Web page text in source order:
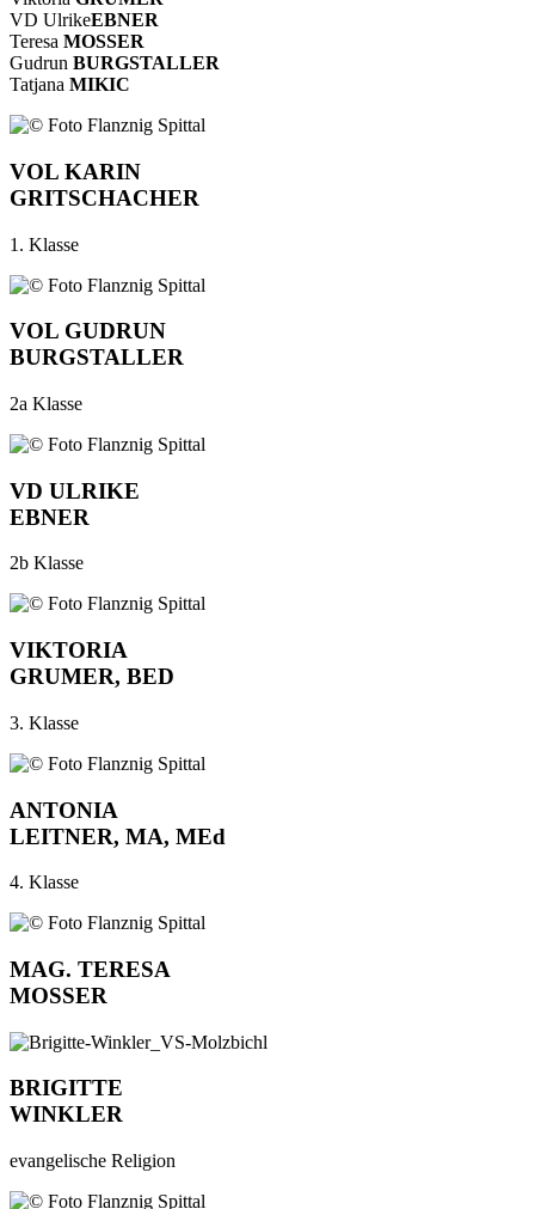
VD UlrikeEBNER
Teresa MOSSER
Gudrun BURGSTALLER
Tatjana MIKIC
VOL KARIN
GRITSCHACHER
1. Klasse
VOL GUDRUN
BURGSTALLER
2a Klasse
VD ULRIKE
EBNER
2b Klasse
VIKTORIA
GRUMER, BED
3. Klasse
ANTONIA
LEITNER, MA, MEd
4. Klasse
MAG. TERESA
MOSSER
BRIGITTE
WINKLER
evangelische Religion